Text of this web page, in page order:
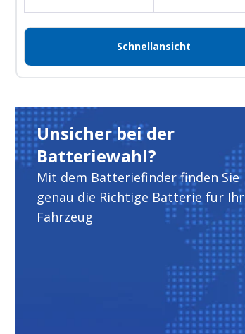
Schnellansicht
Unsicher bei der
Batteriewahl?
Mit dem Batteriefinder finden Sie
genau die Richtige Batterie für Ihr
Fahrzeug